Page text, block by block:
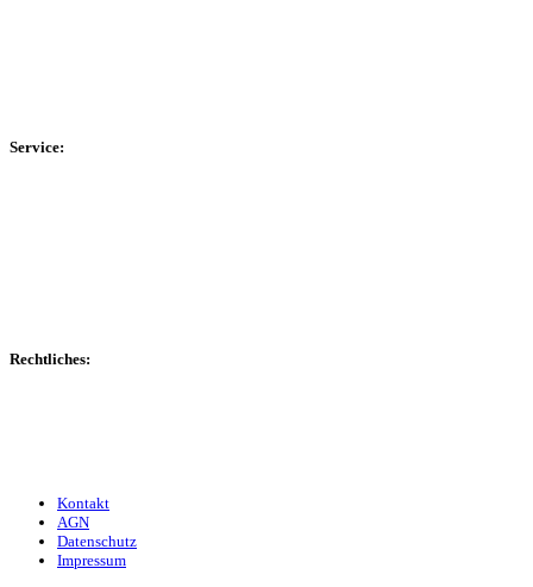
Service:
Rechtliches:
Kontakt
AGN
Datenschutz
Impressum